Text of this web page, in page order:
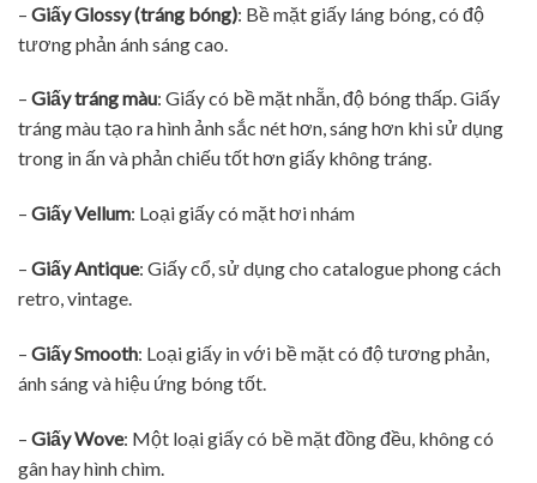
– Giấy Glossy (tráng bóng): Bề mặt giấy láng bóng, có độ
tương phản ánh sáng cao.
– Giấy tráng màu: Giấy có bề mặt nhẵn, độ bóng thấp. Giấy
tráng màu tạo ra hình ảnh sắc nét hơn, sáng hơn khi sử dụng
trong in ấn và phản chiếu tốt hơn giấy không tráng.
– Giấy Vellum: Loại giấy có mặt hơi nhám
– Giấy Antique: Giấy cổ, sử dụng cho catalogue phong cách
retro, vintage.
– Giấy Smooth: Loại giấy in với bề mặt có độ tương phản,
ánh sáng và hiệu ứng bóng tốt.
– Giấy Wove: Một loại giấy có bề mặt đồng đều, không có
gân hay hình chìm.